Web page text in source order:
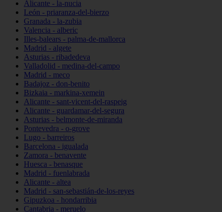
Alicante - la-nucia
León - priaranza-del-bierzo
Granada - la-zubia
Valencia - alberic
Illes-balears - palma-de-mallorca
Madrid - algete
Asturias - ribadedeva
Valladolid - medina-del-campo
Madrid - meco
Badajoz - don-benito
Bizkaia - markina-xemein
Alicante - sant-vicent-del-raspeig
Alicante - guardamar-del-segura
Asturias - belmonte-de-miranda
Pontevedra - o-grove
Lugo - barreiros
Barcelona - igualada
Zamora - benavente
Huesca - benasque
Madrid - fuenlabrada
Alicante - altea
Madrid - san-sebastián-de-los-reyes
Gipuzkoa - hondarribia
Cantabria - meruelo